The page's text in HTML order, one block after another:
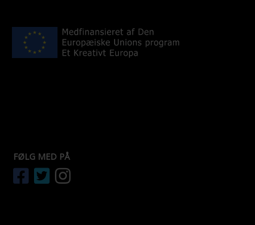
FØLG MED PÅ